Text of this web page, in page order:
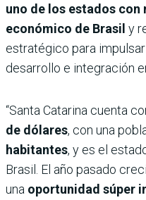
uno de los estados
económico de Brasil y
estratégico para
desarrollo e integración
“Santa Catarina cuenta
de dólares, con una
habitantes, y es el
Brasil. El año pasado
una oportunidad súper